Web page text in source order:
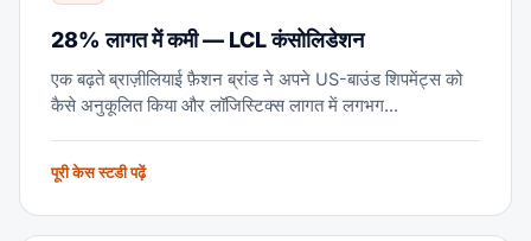
28% लागत में कमी — LCL कंसोलिडेशन
एक बढ़ते ब्राज़ीलियाई फ़ैशन ब्रांड ने अपने US-बाउंड शिपमेंट्स को
कैसे अनुकूलित किया और लॉजिस्टिक्स लागत में लगभग...
पूरी केस स्टडी पढ़ें